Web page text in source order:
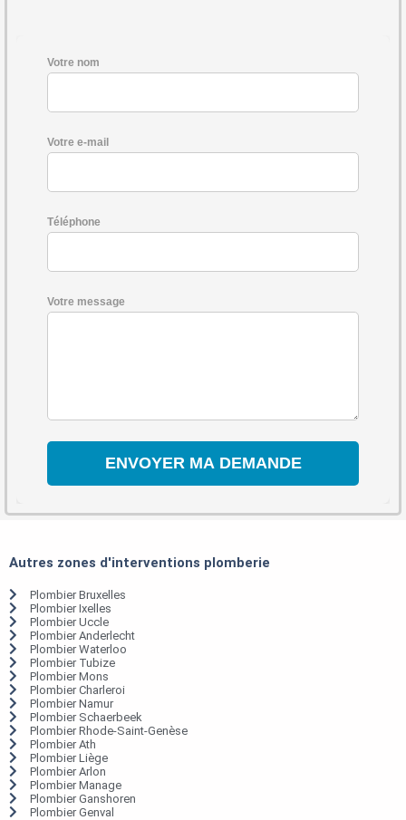
Votre nom
Votre e-mail
Téléphone
Votre message
Autres zones d'interventions plomberie
Plombier Bruxelles
Plombier Ixelles
Plombier Uccle
Plombier Anderlecht
Plombier Waterloo
Plombier Tubize
Plombier Mons
Plombier Charleroi
Plombier Namur
Plombier Schaerbeek
Plombier Rhode-Saint-Genèse
Plombier Ath
Plombier Liège
Plombier Arlon
Plombier Manage
Plombier Ganshoren
Plombier Genval